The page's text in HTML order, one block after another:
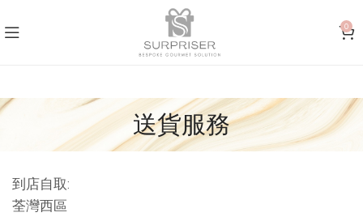
0
送貨服務
到店自取:
荃灣西區